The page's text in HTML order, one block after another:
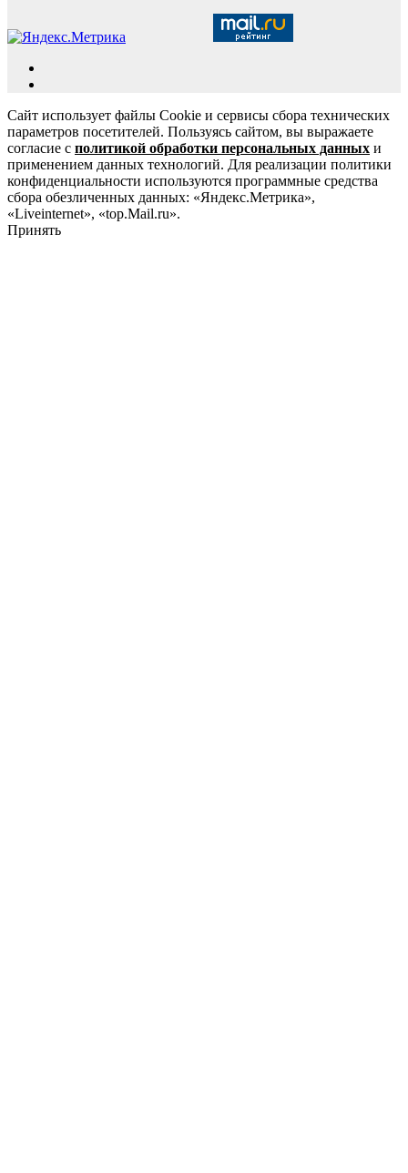
Сайт использует файлы Cookie и сервисы сбора технических
параметров посетителей. Пользуясь сайтом, вы выражаете
согласие с политикой обработки персональных данных и
применением данных технологий. Для реализации политики
конфиденциальности используются программные средства
сбора обезличенных данных: «Яндекс.Метрика»,
«Liveinternet», «top.Mail.ru».
Принять